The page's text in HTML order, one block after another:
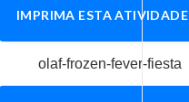
IMPRIMA ESTA ATIVIDADE